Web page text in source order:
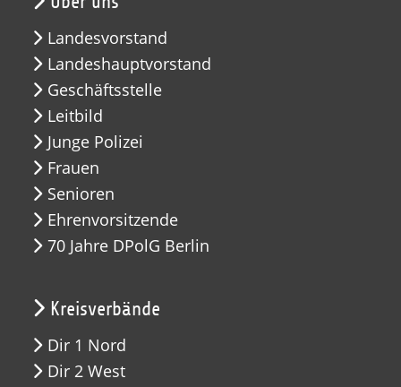
Landesvorstand
Landeshauptvorstand
Geschäftsstelle
Leitbild
Junge Polizei
Frauen
Senioren
Ehrenvorsitzende
70 Jahre DPolG Berlin
Kreisverbände
Dir 1 Nord
Dir 2 West